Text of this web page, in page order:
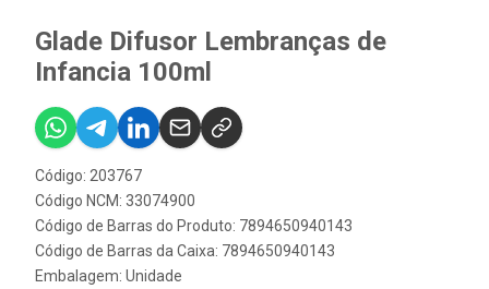
Glade Difusor Lembranças de
Infancia 100ml
Código: 203767
Código NCM: 33074900
Código de Barras do Produto: 7894650940143
Código de Barras da Caixa: 7894650940143
Embalagem: Unidade